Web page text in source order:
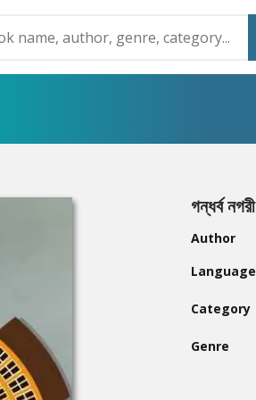
Humayun Ahmed
Mouri Morium
গন্ধর্ব নগরী
Author
Language
Category
Genre